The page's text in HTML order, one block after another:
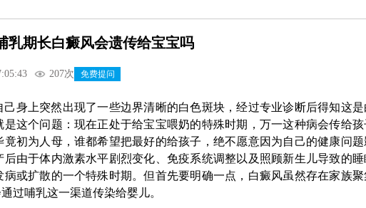
乳期长白癜风会遗传给宝宝吗
207次 免费提问
身上突然出现了一些边界清晰的白色斑块，经过专业诊断后得知这是
这个问题：现在正处于给宝宝喂奶的特殊时期，万一这种病会传给孩
初为人母，谁都希望把最好的给孩子，绝不愿意因为自己的健康问题
由于体内激素水平剧烈变化、免疫系统调整以及照顾新生儿导致的睡
或扩散的一个特殊时期。但首先要明确一点，白癜风虽然存在家族聚
过哺乳这一渠道传染给婴儿。